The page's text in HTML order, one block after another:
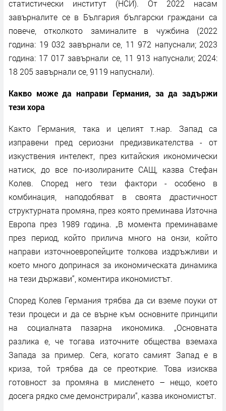
статистически институт (НСИ). От 2022 насам
завърналите се в България български граждани са
повече, отколкото заминалите в чужбина (2022
година: 19 032 завърнали се, 11 972 напуснали; 2023
година: 17 017 завърнали се, 11 913 напуснали; 2024:
18 205 завърнали се, 9119 напуснали).
Какво може да направи Германия, за да задържи
тези хора
Както Германия, така и целият т.нар. Запад са
изправени пред сериозни предизвикателства - от
изкуствения интелект, през китайския икономически
натиск, до все по-изолираните САЩ, казва Стефан
Колев. Според него тези фактори - особено в
комбинация, наподобяват в своята драстичност
структурната промяна, през която преминава Източна
Европа през 1989 година. „В момента преминаваме
през период, който прилича много на онзи, който
направи източноевропейците толкова издръжливи и
което много допринася за икономическата динамика
на тези държави“, коментира икономистът.
Според Колев Германия трябва да си вземе поуки от
тези процеси и да се върне към основните принципи
на социалната пазарна икономика. „Основната
разлика е, че тогава източните общества вземаха
Запада за пример. Сега, когато самият Запад е в
криза, той трябва да се преоткрие. Това изисква
готовност за промяна в мисленето – нещо, което
досега рядко сме демонстрирали“, казва икономистът.